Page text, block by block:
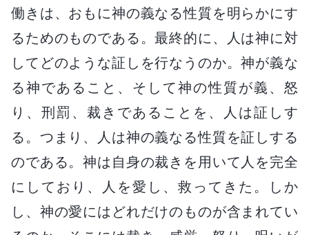
働きは、おもに神の義なる性質を明らかにす
るためのものである。最終的に、人は神に対
してどのような証しを行なうのか。神が義な
る神であること、そして神の性質が義、怒
り、刑罰、裁きであることを、人は証しす
る。つまり、人は神の義なる性質を証しする
のである。神は自身の裁きを用いて人を完全
にしており、人を愛し、救ってきた。しか
し、神の愛にはどれだけのものが含まれてい